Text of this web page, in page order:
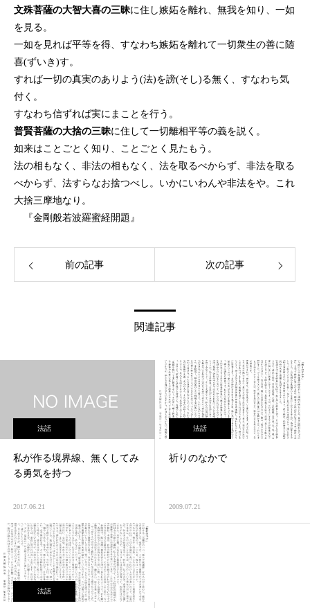
文殊菩薩の大智大喜の三昧に住し嫉妬を離れ、無我を知り、一如
を見る。
一如を見れば平等を得、すなわち嫉妬を離れて一切衆生の善に随
喜(ずいき)す。
すれば一切の真実のありよう(法)を謗(そし)る無く、すなわち気
付く。
すなわち信ずれば実にまことを行う。
普賢菩薩の大捨の三昧に住して一切離相平等の義を説く。
如来はことごとく知り、ことごとく見たもう。
法の相もなく、非法の相もなく、法を取るべからず、非法を取る
べからず、法すらなお捨つべし。いかにいわんや非法をや。これ
大捨三摩地なり。
『金剛般若波羅蜜経開題』
前の記事 次の記事
関連記事
法話
私が作る境界線、無くしてみ
る勇気を持つ
2017.06.21
法話
祈りのなかで
2009.07.21
法話